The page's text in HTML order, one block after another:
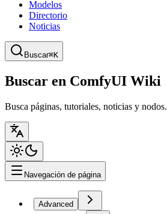
Modelos
Directorio
Noticias
Buscar⌘K
Buscar en ComfyUI Wiki
Busca páginas, tutoriales, noticias y nodos.
Navegación de página
Advanced